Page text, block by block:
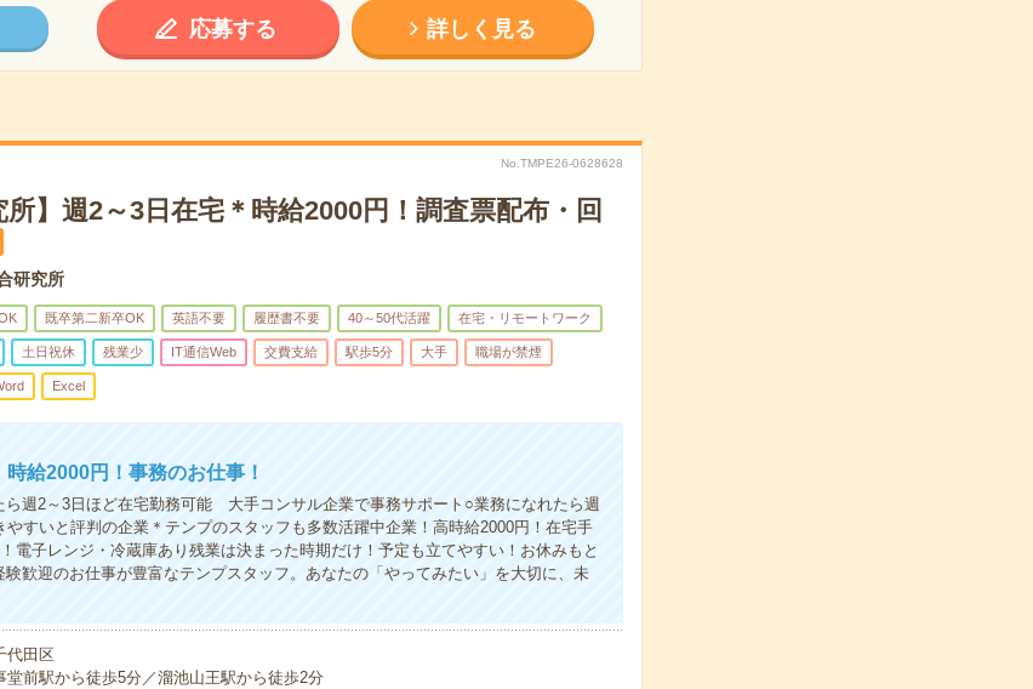
応募する 詳しく見る
No.TMPE26-0628628
所】週2～3日在宅＊時給2000円！調査票配布・回
研究所
既卒第二新卒OK 英語不要 履歴書不要 40～50代活躍 在宅・リモートワーク
土日祝休 残業少 IT通信Web 交費支給 駅歩5分 大手 職場が禁煙
Excel
時給2000円！事務のお仕事！
ら週2～3日ほど在宅勤務可能 大手コンサル企業で事務サポート○業務になれたら週
やすいと評判の企業＊テンプのスタッフも多数活躍中企業！高時給2000円！在宅手
電子レンジ・冷蔵庫あり残業は決まった時期だけ！予定も立てやすい！お休みもと
験歓迎のお仕事が豊富なテンプスタッフ。あなたの「やってみたい」を大切に、未
代田区
堂前駅から徒歩5分／溜池山王駅から徒歩2分